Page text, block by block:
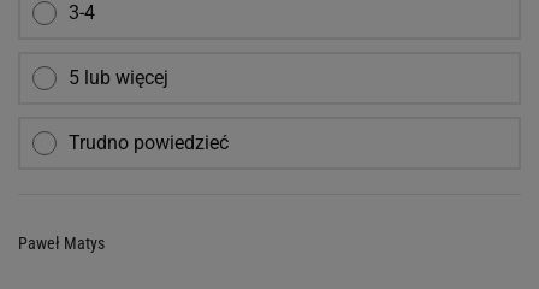
3-4
5 lub więcej
Trudno powiedzieć
Paweł Matys